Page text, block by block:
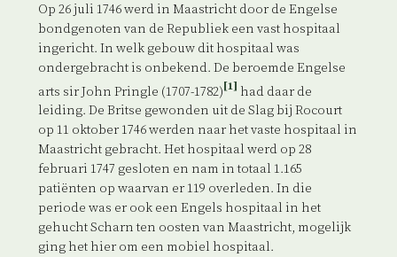
Op 26 juli 1746 werd in Maastricht door de Engelse
bondgenoten van de Republiek een vast hospitaal
ingericht. In welk gebouw dit hospitaal was
ondergebracht is onbekend. De beroemde Engelse
arts sir John Pringle (1707-1782) [1] had daar de
leiding. De Britse gewonden uit de Slag bij Rocourt
op 11 oktober 1746 werden naar het vaste hospitaal in
Maastricht gebracht. Het hospitaal werd op 28
februari 1747 gesloten en nam in totaal 1.165
patiënten op waarvan er 119 overleden. In die
periode was er ook een Engels hospitaal in het
gehucht Scharn ten oosten van Maastricht, mogelijk
ging het hier om een mobiel hospitaal.